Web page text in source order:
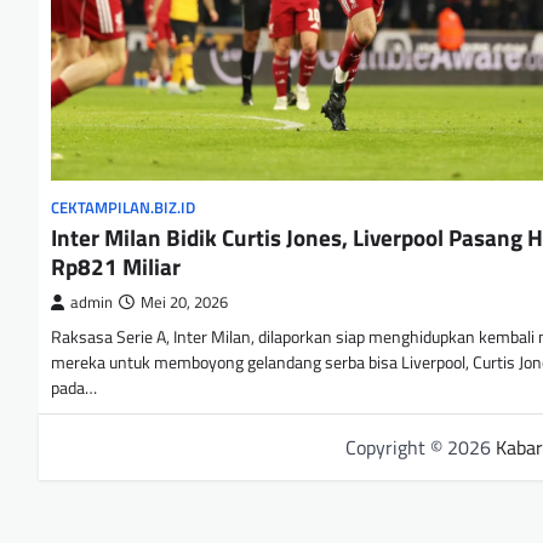
CEKTAMPILAN.BIZ.ID
Inter Milan Bidik Curtis Jones, Liverpool Pasang
Rp821 Miliar
admin Mei 20, 2026
Raksasa Serie A, Inter Milan, dilaporkan siap menghidupkan kembali
mereka untuk memboyong gelandang serba bisa Liverpool, Curtis
pada…
Copyright © 2026